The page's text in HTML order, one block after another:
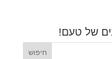
של טעם!